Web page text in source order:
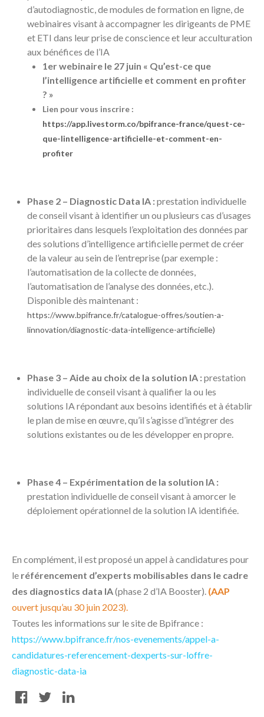
d’autodiagnostic, de modules de formation en ligne, de
webinaires visant à accompagner les dirigeants de PME
et ETI dans leur prise de conscience et leur acculturation
aux bénéfices de l’IA
1er webinaire le 27 juin « Qu’est-ce que
l’intelligence artificielle et comment en profiter
? »
Lien pour vous inscrire :
https://app.livestorm.co/bpifrance-france/quest-ce-
que-lintelligence-artificielle-et-comment-en-
profiter
Phase 2 – Diagnostic Data IA :prestation individuelle
de conseil visant à identifier un ou plusieurs cas d’usages
prioritaires dans lesquels l’exploitation des données par
des solutions d’intelligence artificielle permet de créer
de la valeur au sein de l’entreprise (par exemple :
l’automatisation de la collecte de données,
l’automatisation de l’analyse des données, etc.).
Disponible dès maintenant :
https://www.bpifrance.fr/catalogue-offres/soutien-a-
linnovation/diagnostic-data-intelligence-artificielle)
Phase 3 – Aide au choix de la solution IA :prestation
individuelle de conseil visant à qualifier la ou les
solutions IA répondant aux besoins identifiés et à établir
le plan de mise en œuvre, qu’il s’agisse d’intégrer des
solutions existantes ou de les développer en propre.
Phase 4 – Expérimentation de la solution IA :
prestation individuelle de conseil visant à amorcer le
déploiement opérationnel de la solution IA identifiée.
En complément, il est proposé un appel à candidatures pour
le référencement d’experts mobilisables dans le cadre
des diagnostics data IA(phase 2 d’IA Booster). (AAP
ouvert jusqu’au 30 juin 2023).
Toutes les informations sur le site de Bpifrance :
https://www.bpifrance.fr/nos-evenements/appel-a-
candidatures-referencement-dexperts-sur-loffre-
diagnostic-data-ia